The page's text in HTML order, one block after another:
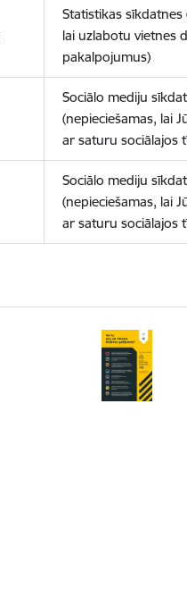
Statistikas sīkdatnes
lai uzlabotu vietnes
pakalpojumus)
Sociālo mediju
(nepieciešamas, lai
ar saturu sociālajos
Sociālo mediju
(nepieciešamas, lai
ar saturu sociālajos